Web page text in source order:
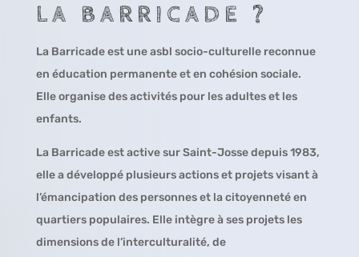
LA BARRICADE ?
La Barricade est une asbl socio-culturelle reconnue
en éducation permanente et en cohésion sociale.
Elle organise des activités pour les adultes et les
enfants.
La Barricade est active sur Saint-Josse depuis 1983,
elle a développé plusieurs actions et projets visant à
l’émancipation des personnes et la citoyenneté en
quartiers populaires. Elle intègre à ses projets les
dimensions de l’interculturalité, de